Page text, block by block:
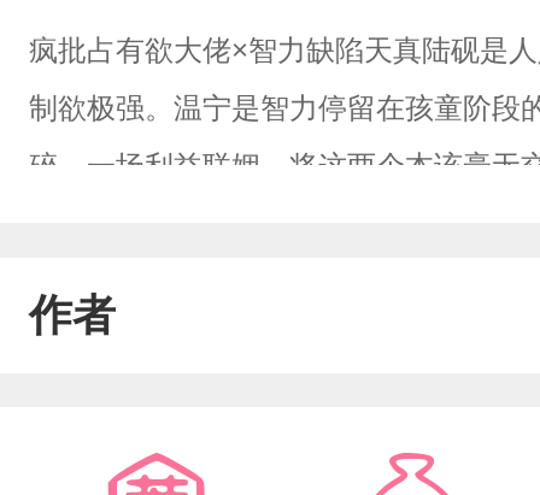
疯批占有欲大佬×智力缺陷天真陆砚是
制欲极强。温宁是智力停留在孩童阶段
碎。一场利益联姻，将这两个本该毫无
犬齿刺破后颈，霸道的雪松味信息素
什么是本能躁动，也不懂什么是豪门
作者